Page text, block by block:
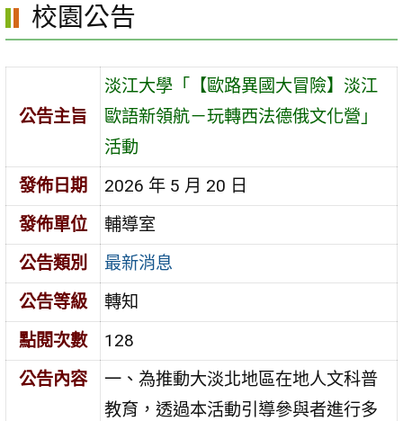
區
校園公告
公告主旨
淡江大學「【歐路異國大冒險】淡江
歐語新領航－玩轉西法德俄文化營」
活動
發佈日期
2026 年 5 月 20 日
發佈單位
輔導室
公告類別
最新消息
公告等級
轉知
點閱次數
128
公告內容
一、為推動大淡北地區在地人文科普
教育，透過本活動引導參與者進行多